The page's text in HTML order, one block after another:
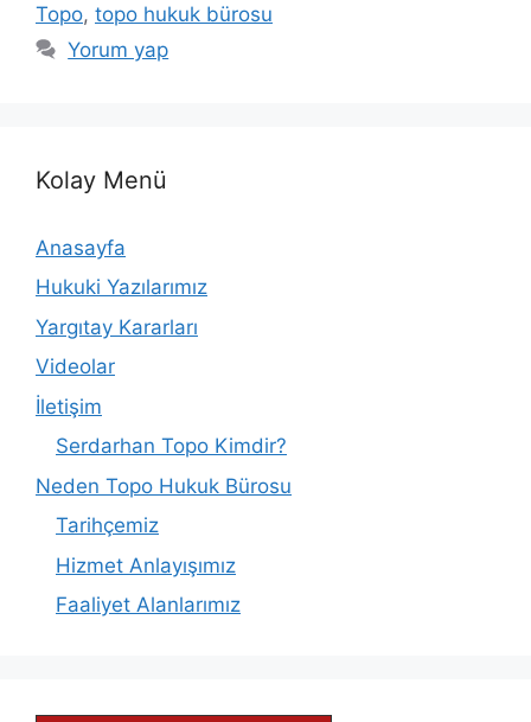
Topo, topo hukuk bürosu
Yorum yap
Kolay Menü
Anasayfa
Hukuki Yazılarımız
Yargıtay Kararları
Videolar
İletişim
Serdarhan Topo Kimdir?
Neden Topo Hukuk Bürosu
Tarihçemiz
Hizmet Anlayışımız
Faaliyet Alanlarımız